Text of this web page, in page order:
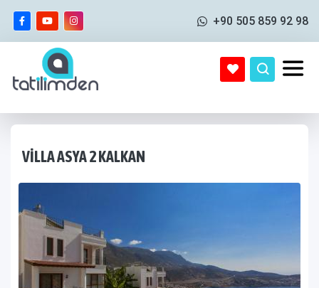
+90 505 859 92 98
VILLA ASYA 2 KALKAN